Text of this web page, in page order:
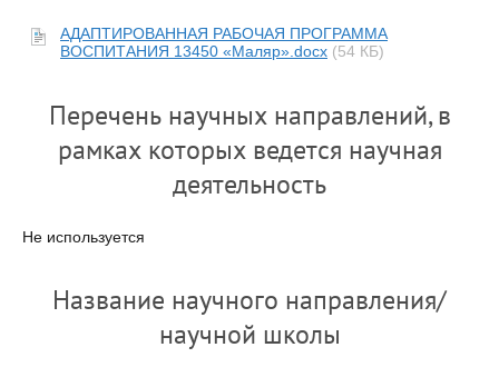
АДАПТИРОВАННАЯ РАБОЧАЯ ПРОГРАММА
ВОСПИТАНИЯ 13450 «Маляр».docx (54 КБ)
Перечень научных направлений, в
рамках которых ведется научная
деятельность
Не используется
Название научного направления/
научной школы